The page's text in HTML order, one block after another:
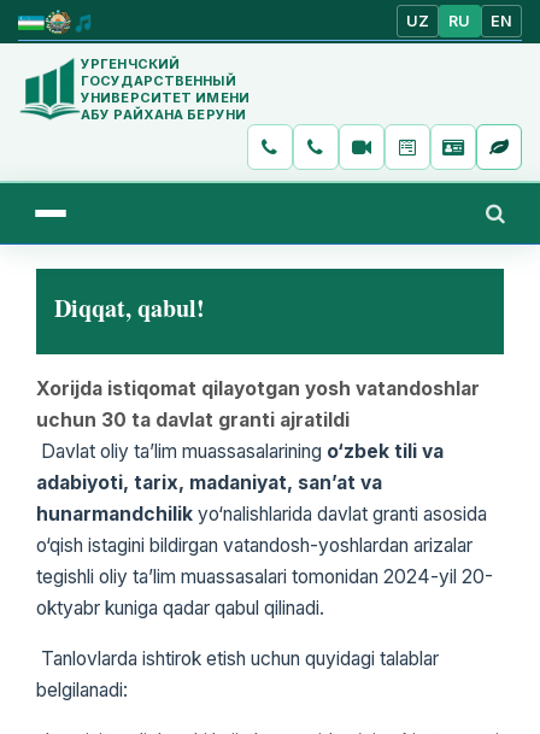
UZ RU EN
УРГЕНЧСКИЙ
ГОСУДАРСТВЕННЫЙ
УНИВЕРСИТЕТ ИМЕНИ
АБУ РАЙХАНА БЕРУНИ
Diqqat, qabul!
Xorijda istiqomat qilayotgan yosh vatandoshlar
uchun 30 ta davlat granti ajratildi
Davlat oliy ta’lim muassasalarining o‘zbek tili va
adabiyoti, tarix, madaniyat, san’at va
hunarmandchilik yo‘nalishlarida davlat granti asosida
o‘qish istagini bildirgan vatandosh-yoshlardan arizalar
tegishli oliy ta’lim muassasalari tomonidan 2024-yil 20-
oktyabr kuniga qadar qabul qilinadi.
Tanlovlarda ishtirok etish uchun quyidagi talablar
belgilanadi: